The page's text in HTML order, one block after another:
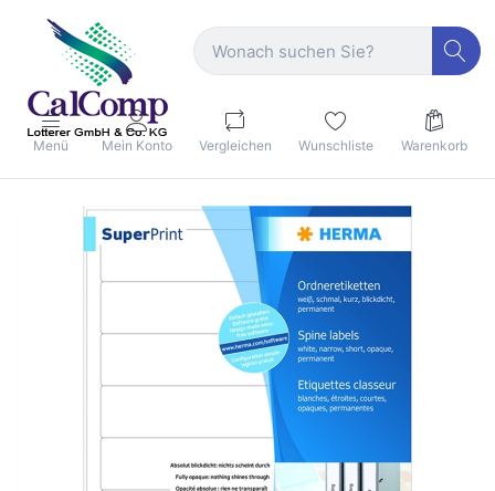
Menü Mein Konto Vergleichen Wunschliste Warenkorb